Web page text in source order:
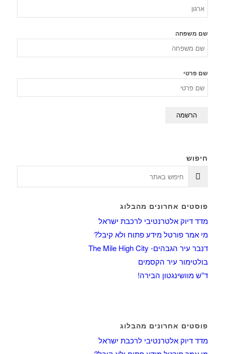
שם משפחה
שם פרטי
חיפוש
פוסטים אחרונים מהבלוג
מדד דיוק אלטרנטיבי לרכבת ישראל
מי אמר פורטל מידע פתוח ולא קיבל?
דנבר עיר הגבהים- The Mile High City
בולטימור עיר הקסמים
ד”ש מוושינגטון הבירה!
פוסטים אחרונים מהבלוג
מדד דיוק אלטרנטיבי לרכבת ישראל